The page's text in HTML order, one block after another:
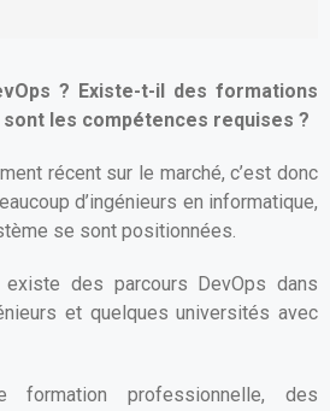
? Existe-t-il des formations
les compétences requises ?
récent sur le marché, c’est donc
d’ingénieurs en informatique,
se sont positionnées.
existe des parcours DevOps dans
et quelques universités avec
formation professionnelle, des